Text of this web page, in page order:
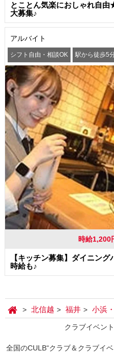
とことん気楽におしゃれ自
大募集♪
アルバイト
シフト自由・相談OK 駅から徒歩5
時給1,200
【キッチン募集】ダイニン
時給も♪
北信越 福井 小浜
クラブイベン
全国のCULB“クラブ＆クラブイ